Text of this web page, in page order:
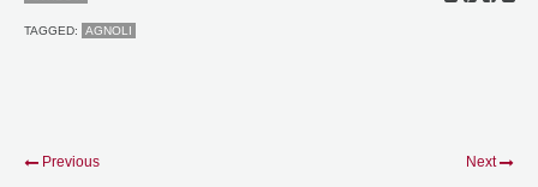
TAGGED: AGNOLI
Previous Next